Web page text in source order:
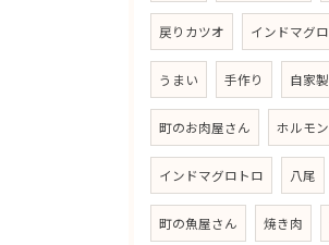
戻りカツオ インドマグロ
うまい 手作り 自家製
町のお肉屋さん ホルモン
インドマグロトロ 八尾
町の魚屋さん 焼き肉